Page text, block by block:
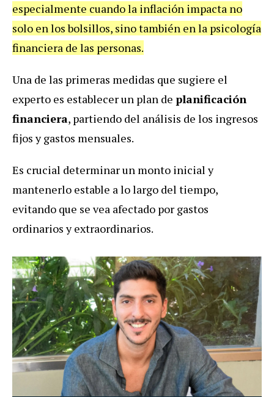
especialmente cuando la inflación impacta no
solo en los bolsillos, sino también en la psicología
financiera de las personas.
Una de las primeras medidas que sugiere el
experto es establecer un plan de planificación
financiera, partiendo del análisis de los ingresos
fijos y gastos mensuales.
Es crucial determinar un monto inicial y
mantenerlo estable a lo largo del tiempo,
evitando que se vea afectado por gastos
ordinarios y extraordinarios.